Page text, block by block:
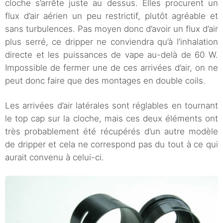
cloche s’arrête juste au dessus. Elles procurent un
flux d’air aérien un peu restrictif, plutôt agréable et
sans turbulences. Pas moyen donc d’avoir un flux d’air
plus serré, ce dripper ne conviendra qu’à l’inhalation
directe et les puissances de vape au-delà de 60 W.
Impossible de fermer une de ces arrivées d’air, on ne
peut donc faire que des montages en double coils.
Les arrivées d’air latérales sont réglables en tournant
le top cap sur la cloche, mais ces deux éléments ont
très probablement été récupérés d’un autre modèle
de dripper et cela ne correspond pas du tout à ce qui
aurait convenu à celui-ci.